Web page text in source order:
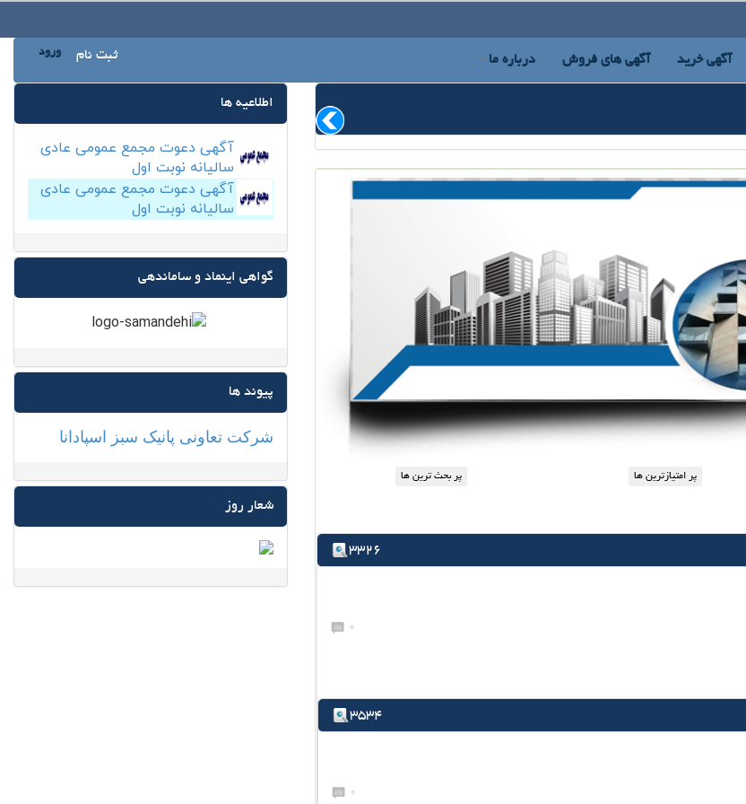
آگهی خرید آگهی های فروش درباره ما ثبت نام ورود
3326
0
3534
0
اطلاعیه ها
آگهی دعوت مجمع عمومی عادی
سالیانه نوبت اول
آگهی دعوت مجمع عمومی عادی
سالیانه نوبت اول
گواهی اینماد و ساماندهی
پیوند ها
شرکت تعاونی پانیک سبز اسپادانا
شعار روز